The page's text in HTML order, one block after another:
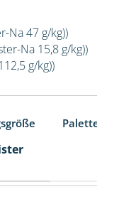
Na 47 g/kg))
Na 15,8 g/kg))
g/kg))